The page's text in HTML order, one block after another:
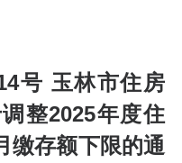
号 玉林市住房
整2025年度住
缴存额下限的通